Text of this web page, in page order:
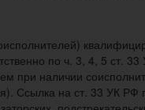
по ч. 3, 4, 5 ст.
при наличии
Ссылка на ст. 33 УК РФ